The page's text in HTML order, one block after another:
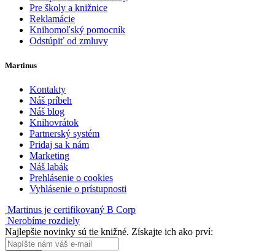
Pre školy a knižnice
Reklamácie
Knihomoľský pomocník
Odstúpiť od zmluvy
Martinus
Kontakty
Náš príbeh
Náš blog
Knihovrátok
Partnerský systém
Pridaj sa k nám
Marketing
Náš labák
Prehlásenie o cookies
Vyhlásenie o prístupnosti
Martinus je certifikovaný B Corp
Nerobíme rozdiely
Najlepšie novinky sú tie knižné. Získajte ich ako prví: